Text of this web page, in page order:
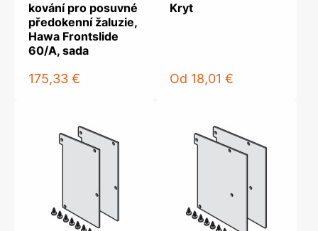
kování pro posuvné
předokenní žaluzie,
Hawa Frontslide
60/A, sada
175,33 €
Kryt
Od 18,01 €